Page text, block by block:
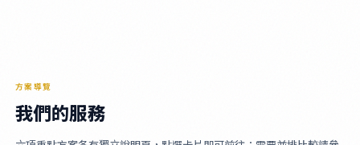
方案導覽
我們的服務